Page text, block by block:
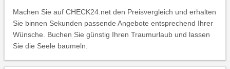
Machen Sie auf CHECK24.net den Preisvergleich und erhalten
Sie binnen Sekunden passende Angebote entsprechend Ihrer
Wünsche. Buchen Sie günstig Ihren Traumurlaub und lassen
Sie die Seele baumeln.